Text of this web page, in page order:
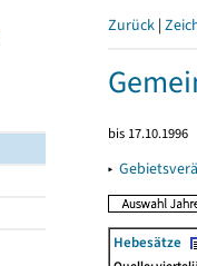
Zurück |
bis 17.10.1996
▸
Hebesätze